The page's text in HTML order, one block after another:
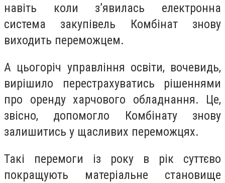
навіть коли з’явилась електронна
система закупівель Комбінат знову
виходить переможцем.
А цьогоріч управління освіти, вочевидь,
вирішило перестрахуватись рішеннями
про оренду харчового обладнання. Це,
звісно, допомогло Комбінату знову
залишитись у щасливих переможцях.
Такі перемоги із року в рік суттєво
покращують матеріальне становище